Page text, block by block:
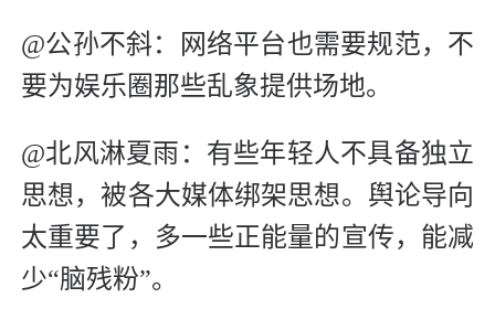
@公孙不斜：网络平台也需要规范，不
要为娱乐圈那些乱象提供场地。
@北风淋夏雨：有些年轻人不具备独立
思想，被各大媒体绑架思想。舆论导向
太重要了，多一些正能量的宣传，能减
少“脑残粉”。